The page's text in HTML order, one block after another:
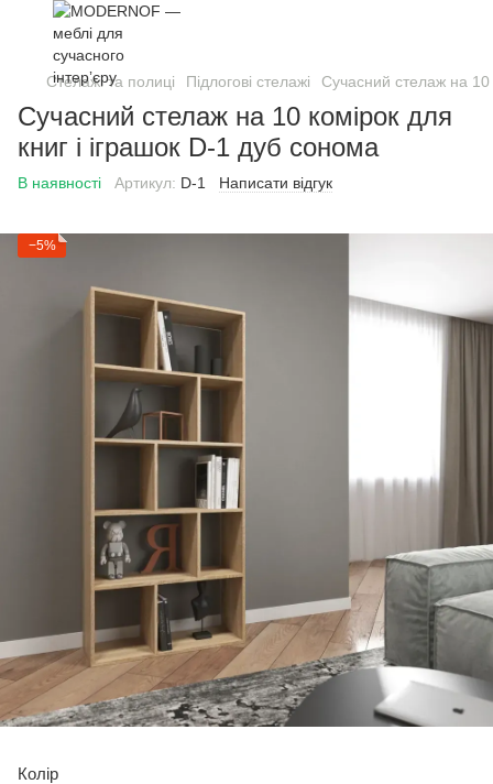
Стелажі та полиці Підлогові стелажі Сучасний стелаж на 10
Сучасний стелаж на 10 комірок для
книг і іграшок D-1 дуб сонома
В наявності Артикул: D-1 Написати відгук
−5%
Колір